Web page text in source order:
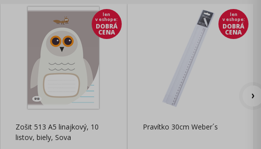
len
v eshope:
DOBRÁ
CENA
Zošit 513 A5 linajkový, 10
listov, biely, Sova
len
v eshope:
DOBRÁ
CENA
Pravítko 30cm Weber´s